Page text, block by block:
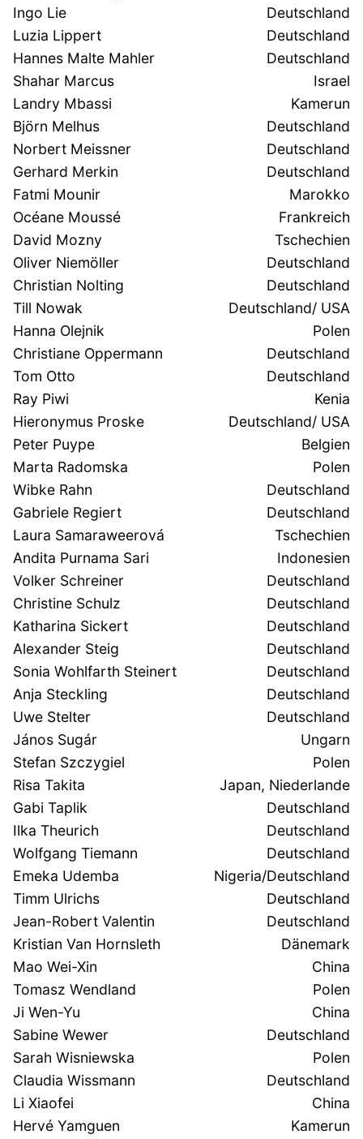
Ingo Lie
Deutschland
Luzia Lippert
Deutschland
Hannes Malte Mahler
Deutschland
Shahar Marcus
Israel
Landry Mbassi
Kamerun
Björn Melhus
Deutschland
Norbert Meissner
Deutschland
Gerhard Merkin
Deutschland
Fatmi Mounir
Marokko
Océane Moussé
Frankreich
David Mozny
Tschechien
Oliver Niemöller
Deutschland
Christian Nolting
Deutschland
Till Nowak
Deutschland/ USA
Hanna Olejnik
Polen
Christiane Oppermann
Deutschland
Tom Otto
Deutschland
Ray Piwi
Kenia
Hieronymus Proske
Deutschland/ USA
Peter Puype
Belgien
Marta Radomska
Polen
Wibke Rahn
Deutschland
Gabriele Regiert
Deutschland
Laura Samaraweerová
Tschechien
Andita Purnama Sari
Indonesien
Volker Schreiner
Deutschland
Christine Schulz
Deutschland
Katharina Sickert
Deutschland
Alexander Steig
Deutschland
Sonia Wohlfarth Steinert
Deutschland
Anja Steckling
Deutschland
Uwe Stelter
Deutschland
János Sugár
Ungarn
Stefan Szczygiel
Polen
Risa Takita
Japan, Niederlande
Gabi Taplik
Deutschland
Ilka Theurich
Deutschland
Wolfgang Tiemann
Deutschland
Emeka Udemba
Nigeria/Deutschland
Timm Ulrichs
Deutschland
Jean-Robert Valentin
Deutschland
Kristian Van Hornsleth
Dänemark
Mao Wei-Xin
China
Tomasz Wendland
Polen
Ji Wen-Yu
China
Sabine Wewer
Deutschland
Sarah Wisniewska
Polen
Claudia Wissmann
Deutschland
Li Xiaofei
China
Hervé Yamguen
Kamerun